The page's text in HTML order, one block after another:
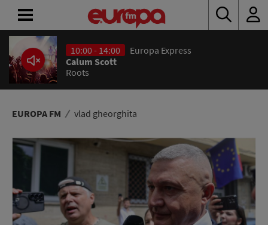
10:00 - 14:00
Europa Express
Calum Scott
Roots
EUROPA FM vlad gheorghita
ACASĂ
ȘTIRI
RADIO
CONCURSURI
ASCULTĂ
LIVE